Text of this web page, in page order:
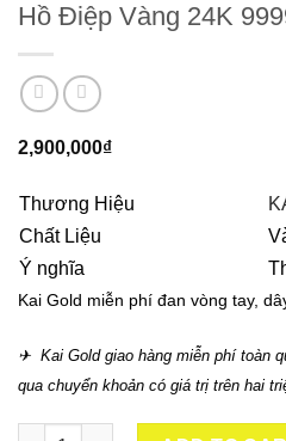
Hồ Điệp Vàng 24K
2,900,000₫
Thương Hiệu
Chất Liệu
Ý nghĩa
Kai Gold miễn phí đan vòng tay,
✈ Kai Gold giao hàng miễn phí toàn
qua chuyển khoản có giá trị trên hai
Hồ Điệp Vàng 24K 9999 quantity